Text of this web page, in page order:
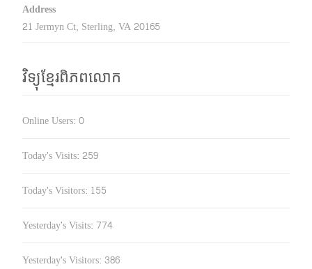
Address
21 Jermyn Ct, Sterling, VA 20165
វិទ្យុខ្មែរពិភពលោក
Online Users: 0
Today's Visits: 259
Today's Visitors: 155
Yesterday's Visits: 774
Yesterday's Visitors: 386